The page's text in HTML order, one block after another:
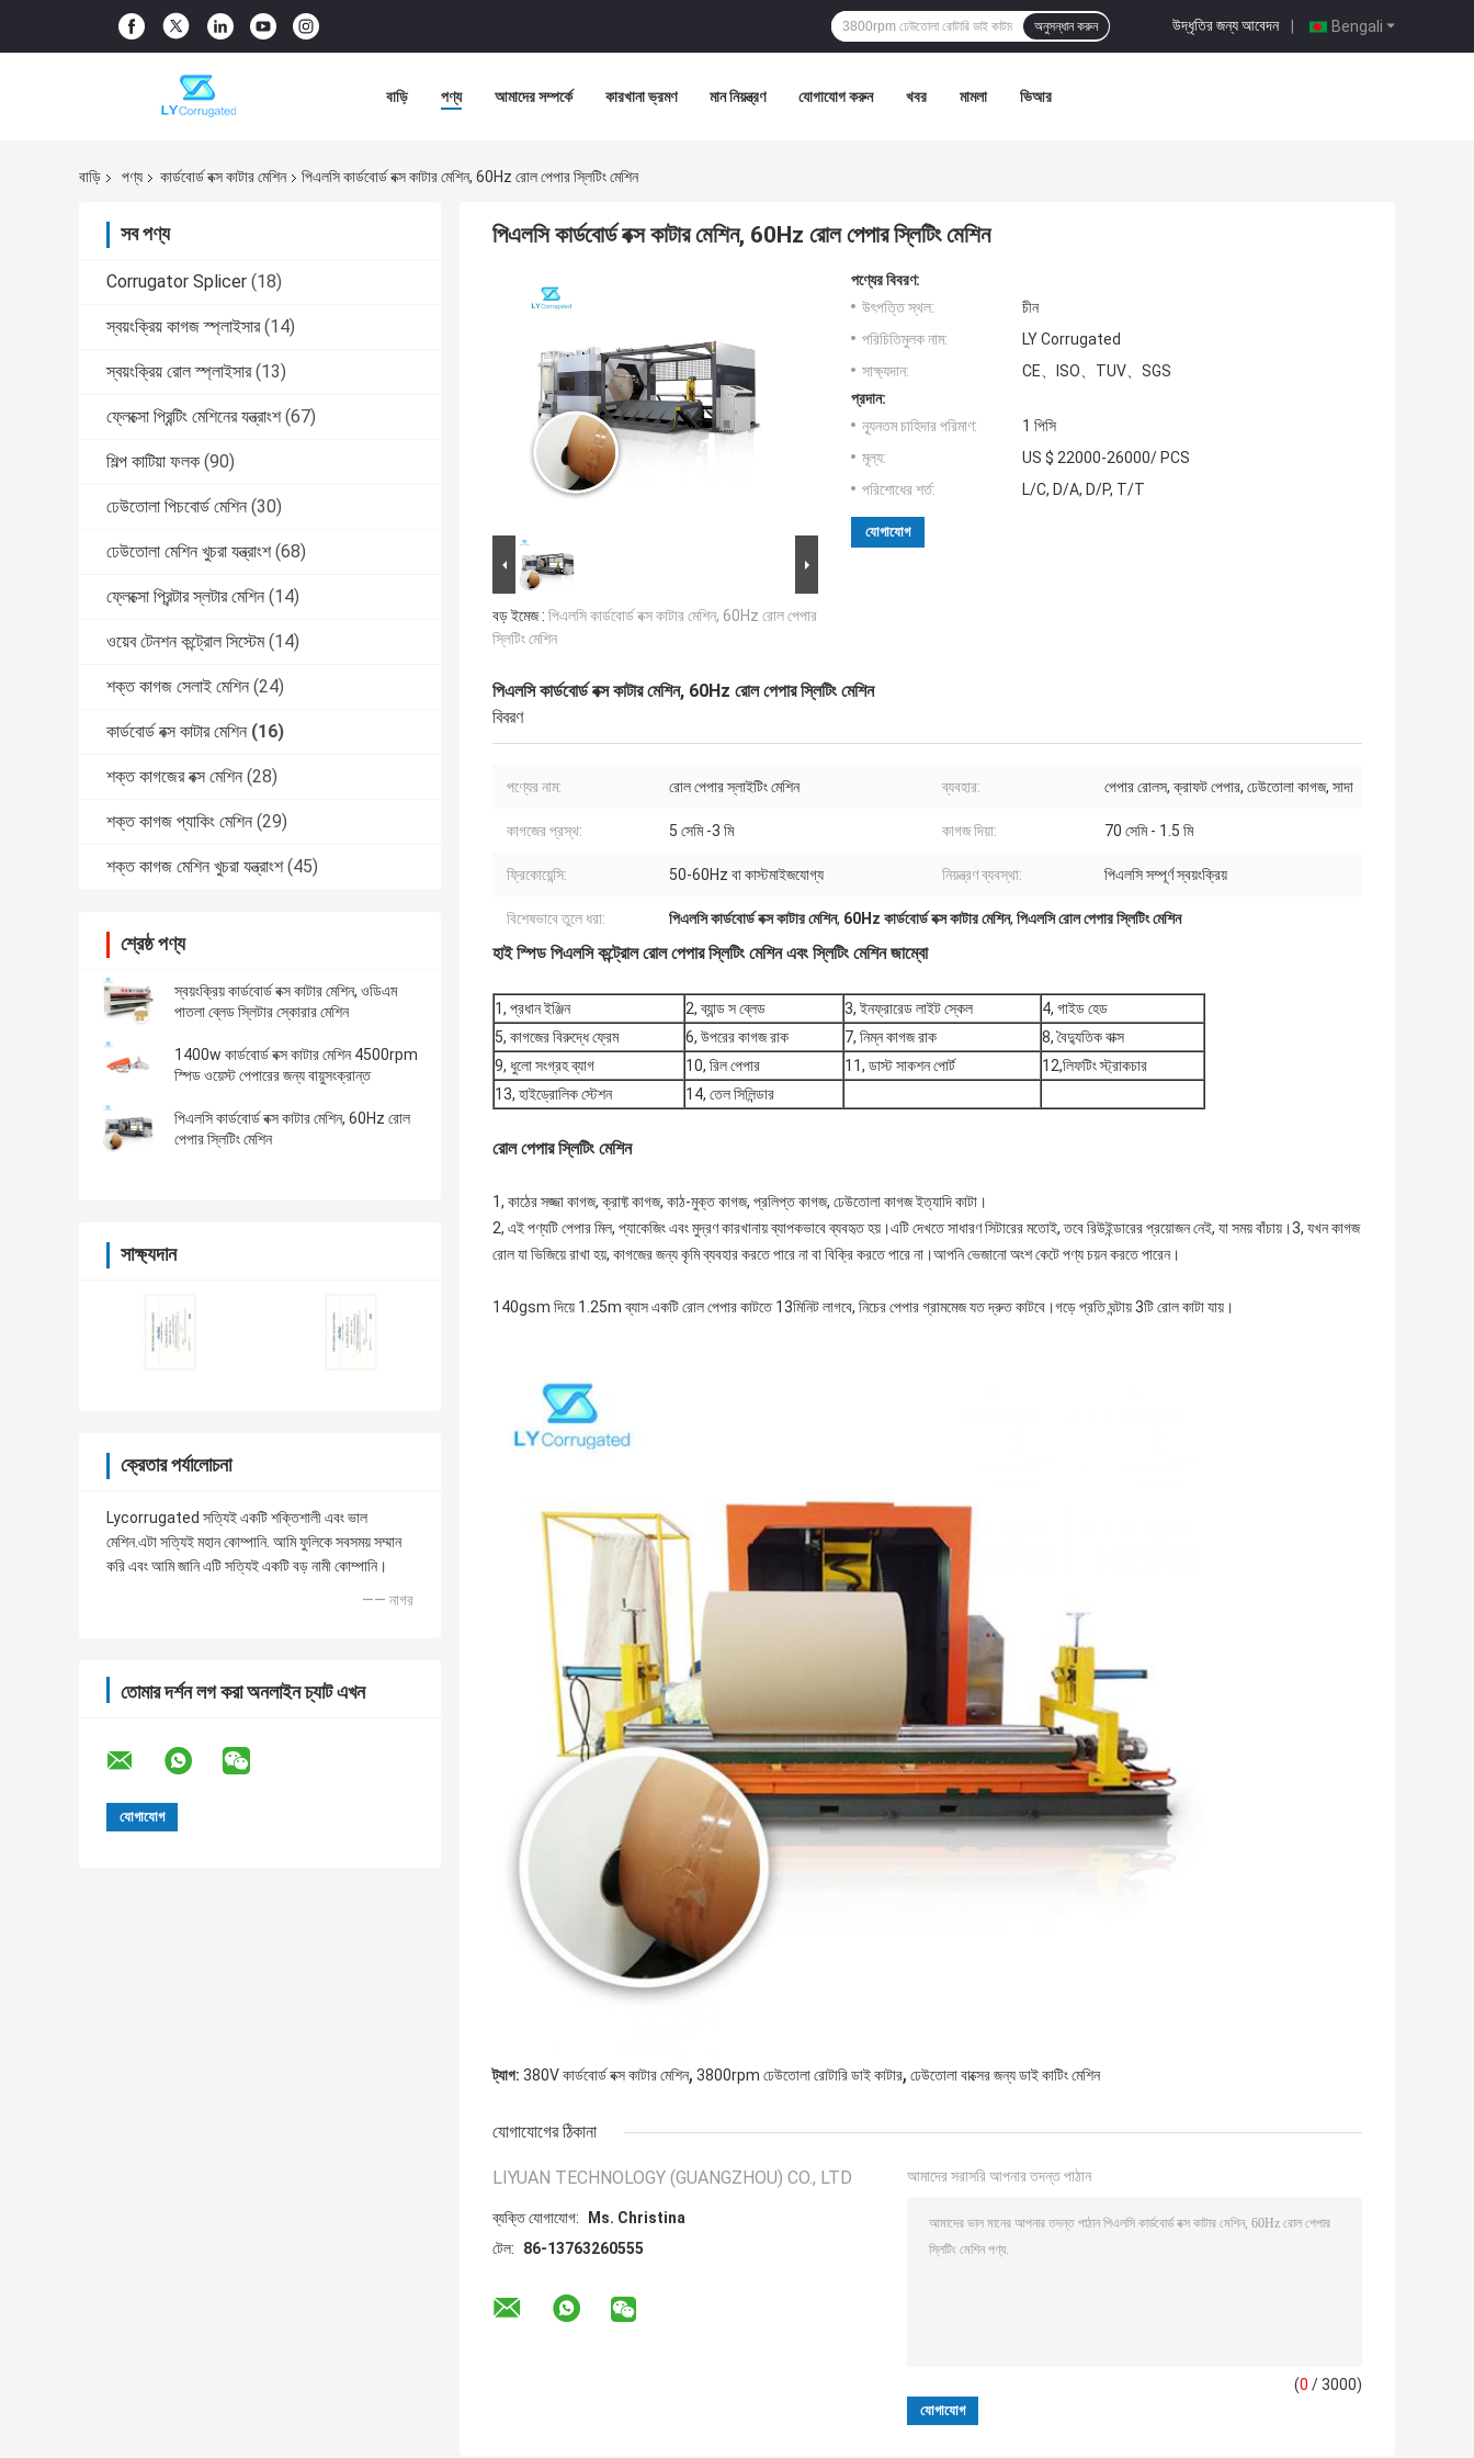
Bengali
উদ্ধৃতির জন্য আবেদন |
অনুসন্ধান করুন
বাড়ি পণ্য আমাদের সম্পর্কে কারখানা ভ্রমণ মান নিয়ন্ত্রণ যোগাযোগ করুন খবর মামলা ভিআর
বাড়ি পণ্য কার্ডবোর্ড বক্স কাটার মেশিন পিএলসি কার্ডবোর্ড বক্স কাটার মেশিন, 60Hz রোল পেপার স্লিটিং মেশিন
সব পণ্য
Corrugator Splicer (18)
স্বয়ংক্রিয় কাগজ স্প্লাইসার (14)
স্বয়ংক্রিয় রোল স্প্লাইসার (13)
ফ্লেক্সো প্রিন্টিং মেশিনের যন্ত্রাংশ (67)
শিল্প কাটিয়া ফলক (90)
ঢেউতোলা পিচবোর্ড মেশিন (30)
ঢেউতোলা মেশিন খুচরা যন্ত্রাংশ (68)
ফ্লেক্সো প্রিন্টার স্লটার মেশিন (14)
ওয়েব টেনশন কন্ট্রোল সিস্টেম (14)
শক্ত কাগজ সেলাই মেশিন (24)
কার্ডবোর্ড বক্স কাটার মেশিন (16)
শক্ত কাগজের বক্স মেশিন (28)
শক্ত কাগজ প্যাকিং মেশিন (29)
শক্ত কাগজ মেশিন খুচরা যন্ত্রাংশ (45)
শ্রেষ্ঠ পণ্য
স্বয়ংক্রিয় কার্ডবোর্ড বক্স কাটার মেশিন, ওডিএম
পাতলা ব্লেড স্লিটার স্কোরার মেশিন
1400w কার্ডবোর্ড বক্স কাটার মেশিন 4500rpm
স্পিড ওয়েস্ট পেপারের জন্য বায়ুসংক্রান্ত
পিএলসি কার্ডবোর্ড বক্স কাটার মেশিন, 60Hz রোল
পেপার স্লিটিং মেশিন
সাক্ষ্যদান
ক্রেতার পর্যালোচনা
Lycorrugated সত্যিই একটি শক্তিশালী এবং ভাল
মেশিন.এটা সত্যিই মহান কোম্পানি. আমি ফুলিকে সবসময় সম্মান
করি এবং আমি জানি এটি সত্যিই একটি বড় নামী কোম্পানি।
—— নাগর
তোমার দর্শন লগ করা অনলাইন চ্যাট এখন
পিএলসি কার্ডবোর্ড বক্স কাটার মেশিন, 60Hz রোল পেপার স্লিটিং মেশিন
বড় ইমেজ : পিএলসি কার্ডবোর্ড বক্স কাটার মেশিন, 60Hz রোল পেপার
স্লিটিং মেশিন
পণ্যের বিবরণ:
উৎপত্তি স্থল:
চীন
পরিচিতিমুলক নাম:
LY Corrugated
সাক্ষ্যদান:
CE、ISO、TUV、SGS
প্রদান:
ন্যূনতম চাহিদার পরিমাণ:
1 পিসি
মূল্য:
US $ 22000-26000/ PCS
পরিশোধের শর্ত:
L/C, D/A, D/P, T/T
যোগাযোগ
পিএলসি কার্ডবোর্ড বক্স কাটার মেশিন, 60Hz রোল পেপার স্লিটিং মেশিন
বিবরণ
পণ্যের নাম: রোল পেপার স্লাইটিং মেশিন ব্যবহার: পেপার রোলস, ক্রাফট পেপার, ঢেউতোলা কাগজ, সাদা
কাগজের প্রস্থ: 5 সেমি -3 মি কাগজ দিয়া: 70 সেমি - 1.5 মি
ফ্রিকোয়েন্সি: 50-60Hz বা কাস্টমাইজযোগ্য নিয়ন্ত্রণ ব্যবস্থা: পিএলসি সম্পূর্ণ স্বয়ংক্রিয়
বিশেষভাবে তুলে ধরা: পিএলসি কার্ডবোর্ড বক্স কাটার মেশিন, 60Hz কার্ডবোর্ড বক্স কাটার মেশিন, পিএলসি রোল পেপার স্লিটিং মেশিন
হাই স্পিড পিএলসি কন্ট্রোল রোল পেপার স্লিটিং মেশিন এবং স্লিটিং মেশিন জাম্বো
1, প্রধান ইঞ্জিন 2, ব্যান্ড স ব্লেড 3, ইনফ্রারেড লাইট স্কেল
4, গাইড হেড
5, কাগজের বিরুদ্ধে ফ্রেম
6, উপরের কাগজ রাক 7, নিম্ন কাগজ রাক
8, বৈদ্যুতিক বাক্স
9, ধুলো সংগ্রহ ব্যাগ
10, রিল পেপার 11, ডাস্ট সাকশন পোর্ট
12,লিফটিং স্ট্রাকচার
13, হাইড্রোলিক স্টেশন
14, তেল সিলিন্ডার
রোল পেপার স্লিটিং মেশিন
1, কাঠের সজ্জা কাগজ, ক্রাফ্ট কাগজ, কাঠ-মুক্ত কাগজ, প্রলিপ্ত কাগজ, ঢেউতোলা কাগজ ইত্যাদি কাটা।
2, এই পণ্যটি পেপার মিল, প্যাকেজিং এবং মুদ্রণ কারখানায় ব্যাপকভাবে ব্যবহৃত হয়।এটি দেখতে সাধারণ সিটারের মতোই, তবে রিউইন্ডারের প্রয়োজন নেই, যা সময় বাঁচায়।3, যখন কাগজ
রোল যা ভিজিয়ে রাখা হয়, কাগজের জন্য কৃমি ব্যবহার করতে পারে না বা বিক্রি করতে পারে না।আপনি ভেজানো অংশ কেটে পণ্য চয়ন করতে পারেন।
140gsm দিয়ে 1.25m ব্যাস একটি রোল পেপার কাটতে 13মিনিট লাগবে, নিচের পেপার গ্রামমেজ যত দ্রুত কাটবে।গড়ে প্রতি ঘন্টায় 3টি রোল কাটা যায়।
ট্যাগ: 380V কার্ডবোর্ড বক্স কাটার মেশিন, 3800rpm ঢেউতোলা রোটারি ডাই কাটার, ঢেউতোলা বাক্সের জন্য ডাই কাটিং মেশিন
যোগাযোগের ঠিকানা
LIYUAN TECHNOLOGY (GUANGZHOU) CO., LTD
ব্যক্তি যোগাযোগ:
Ms. Christina
টেল:
86-13763260555
আমাদের সরাসরি আপনার তদন্ত পাঠান
(0 / 3000)